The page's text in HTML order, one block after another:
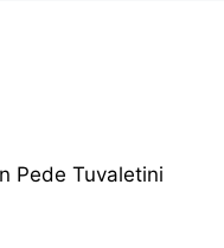
Pede Tuvaletini